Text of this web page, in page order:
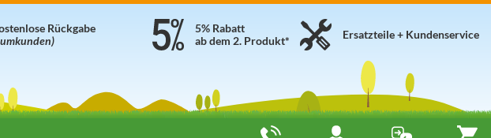
Ersatzteile + Kundenservice
5% Rabatt
ab dem 2. Produkt*
Rückgabe